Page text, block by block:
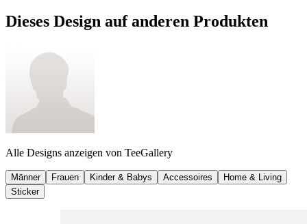
Dieses Design auf anderen Produkten
Alle Designs anzeigen von TeeGallery
Männer Frauen Kinder & Babys Accessoires
Home & Living
Sticker